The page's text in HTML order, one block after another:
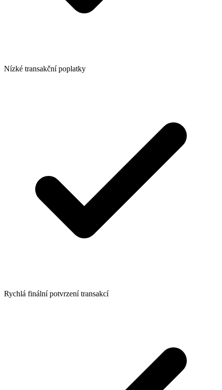
Nízké transakční poplatky
Rychlá finální potvrzení transakcí